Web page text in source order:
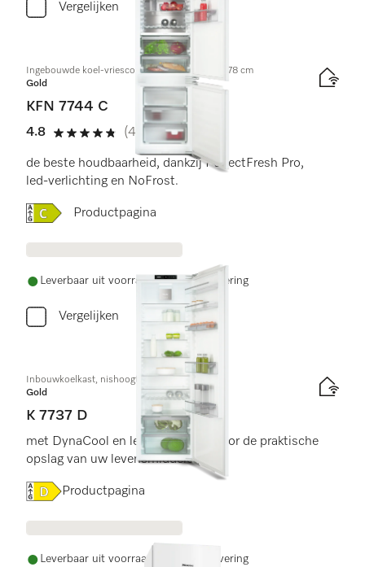
Vergelijken
Ingebouwde koel-vriescombinatie, nishoogte 178 cm
Gold
KFN 7744 C
4.8
4.8 sterren van de 5
(4 beoordelingen)
de beste houdbaarheid, dankzij PerfectFresh Pro,
led-verlichting en NoFrost.
Online Label Flag, Energielabel
Productpagina
Leverbaar uit voorraad met gratis levering
Vergelijken
Inbouwkoelkast, nishoogte 178 cm
Gold
K 7737 D
met DynaCool en led-verlichting voor de praktische
opslag van uw levensmiddelen.
Online Label Flag, Energielabel
Productpagina
Leverbaar uit voorraad met gratis levering